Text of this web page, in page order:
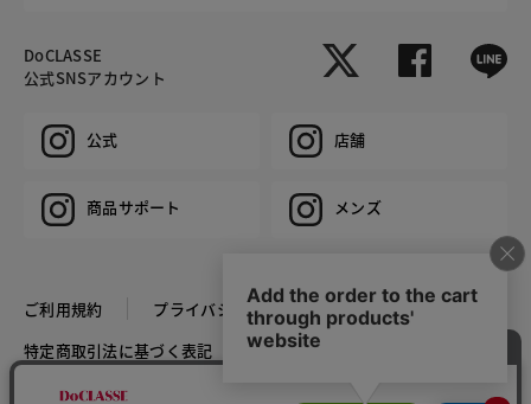
DoCLASSE
公式SNSアカウント
公式 店舗
商品サポート メンズ
ご利用規約
プライバシーポリシー
特定商取引法に基づく表記
推奨環境
COPYRIGHT © DoCLASSE ALL RIGHTS RESERVED.